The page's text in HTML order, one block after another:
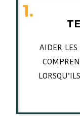
1.
AIDER LES